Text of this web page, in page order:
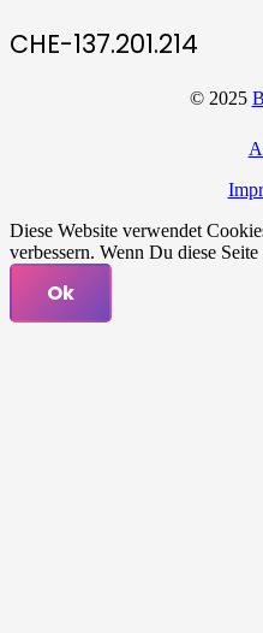
CHE-137.201.214
© 2025
Diese Website verwendet
verbessern. Wenn Du diese
Ok